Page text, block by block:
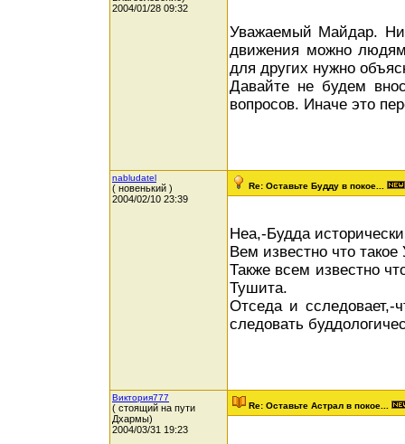
2004/01/28 09:32
Уважаемый Майдар.
движения можно
для других нужно
Давайте не будем
вопросов. Иначе это
nabludatel
( новенький )
2004/02/10 23:39
Re: Оставьте Будду в покое...
Неа,-Будда
Вем известно что
Также всем известно
Тушита.
Отседа и сследовает,-
следовать
Виктория777
( стоящий на пути
Дхармы)
2004/03/31 19:23
Re: Оставьте Астрал в покое...